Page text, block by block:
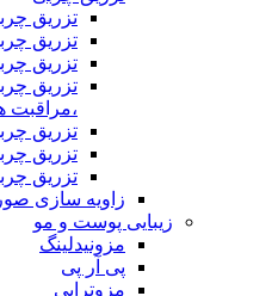
تزریق
تزریق
تزریق
تزریق
،مراقبت
تزریق
تزریق
تزریق
زاویه سازی
زیبایی پوست و مو
مزونیدلینگ
پی آر پی
مزوتراپی